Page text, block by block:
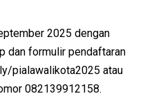
2025 dengan
dan formulir pendaftaran
pialawalikota2025 atau
082139912158.